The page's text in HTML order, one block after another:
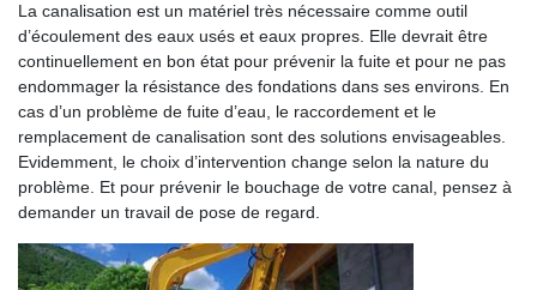
La canalisation est un matériel très nécessaire comme outil
d’écoulement des eaux usés et eaux propres. Elle devrait être
continuellement en bon état pour prévenir la fuite et pour ne pas
endommager la résistance des fondations dans ses environs. En
cas d’un problème de fuite d’eau, le raccordement et le
remplacement de canalisation sont des solutions envisageables.
Evidemment, le choix d’intervention change selon la nature du
problème. Et pour prévenir le bouchage de votre canal, pensez à
demander un travail de pose de regard.